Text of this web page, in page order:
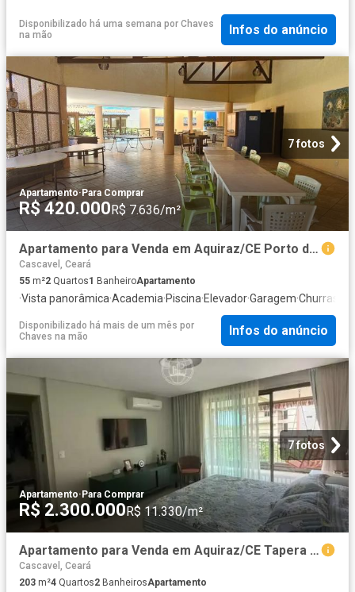
Disponibilizado há uma semana por Chaves
na mão
Infos do anúncio
7 fotos
Apartamento·Para Comprar
R$ 420.000 R$ 7.636/m²
Apartamento para Venda em Aquiraz/CE Porto das Dunas 2 Quartos
Cascavel, Ceará
55 m²2 Quartos1 BanheiroApartamento
·Vista panorâmica·Academia·Piscina·Elevador·Garagem·
Disponibilizado há mais de um mês por
Chaves na mão
Infos do anúncio
7 fotos
Apartamento·Para Comprar
R$ 2.300.000R$ 11.330/m²
Apartamento para Venda em Aquiraz/CE Tapera 4 Quartos
Cascavel, Ceará
203 m²4 Quartos2 BanheirosApartamento